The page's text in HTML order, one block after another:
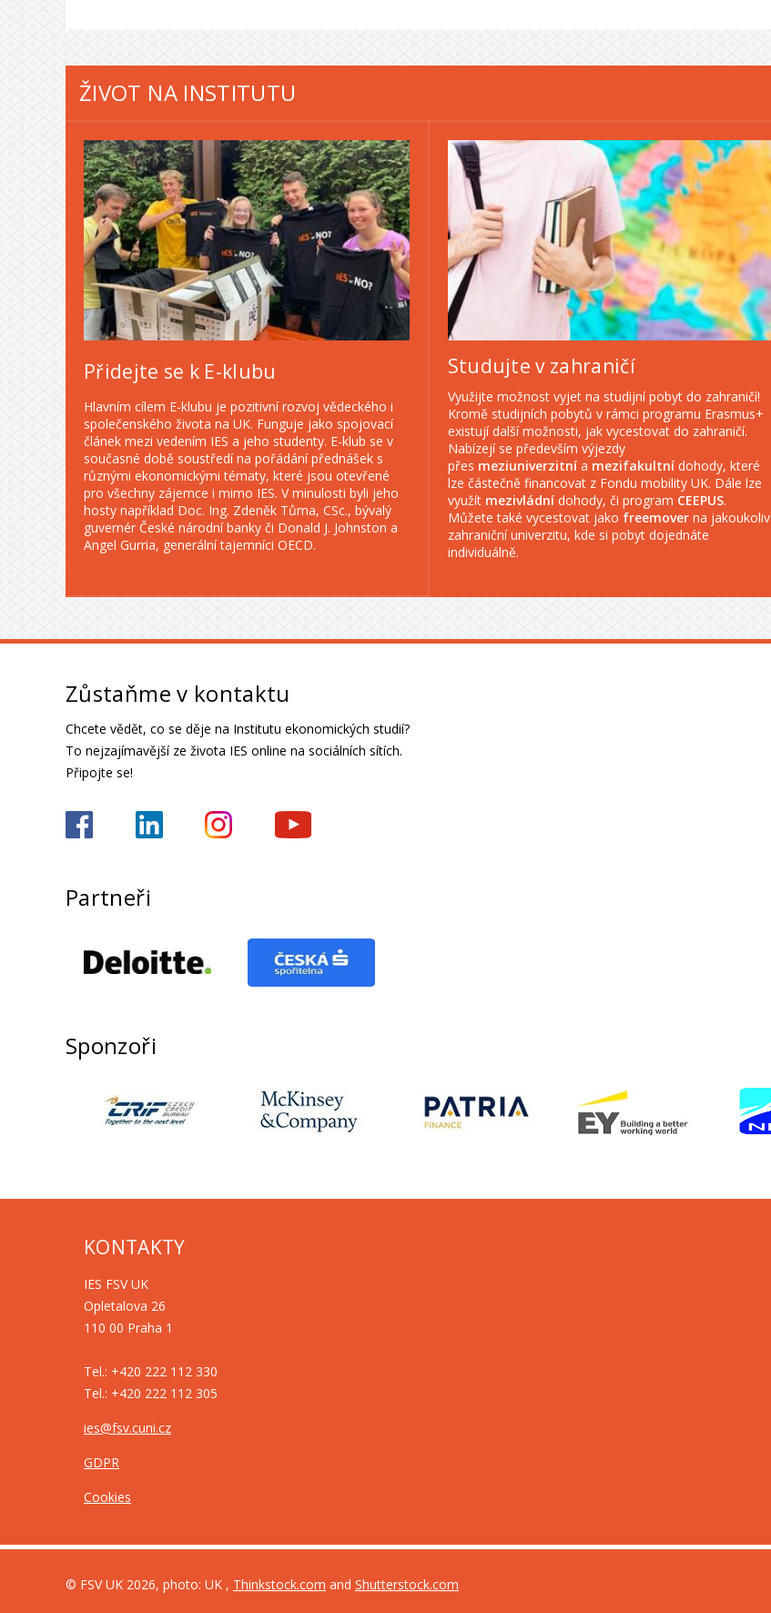
ŽIVOT NA INSTITUTU
Přidejte se k E-klubu
Hlavním cílem E-klubu je pozitivní rozvoj vědeckého i
společenského života na UK. Funguje jako spojovací
článek mezi vedením IES a jeho studenty. E-klub se v
současné době soustředí na pořádání přednášek s
různými ekonomickými tématy, které jsou otevřené
pro všechny zájemce i mimo IES. V minulosti byli jeho
hosty například Doc. Ing. Zdeněk Tůma, CSc., bývalý
guvernér České národní banky či Donald J. Johnston a
Angel Gurria, generální tajemníci OECD.
Studujte v zahraničí
Využijte možnost vyjet na studijní pobyt do zahraničí!
Kromě studijních pobytů v rámci programu Erasmus+
existují další možnosti, jak vycestovat do zahraničí.
Nabízejí se především výjezdy
přes meziuniverzitní a mezifakultní dohody, které
lze částečně financovat z Fondu mobility UK. Dále lze
využít mezivládní dohody, či program CEEPUS.
Můžete také vycestovat jako freemover na jakoukoliv
zahraniční univerzitu, kde si pobyt dojednáte
individuálně.
Zůstaňme v kontaktu
Chcete vědět, co se děje na Institutu ekonomických studií?
To nejzajímavější ze života IES online na sociálních sítích.
Připojte se!
Partneři
Sponzoři
KONTAKTY
IES FSV UK
Opletalova 26
110 00 Praha 1
Tel.: +420 222 112 330
Tel.: +420 222 112 305
ies@fsv.cuni.cz
GDPR
Cookies
© FSV UK 2026, photo: UK , Thinkstock.com and Shutterstock.com